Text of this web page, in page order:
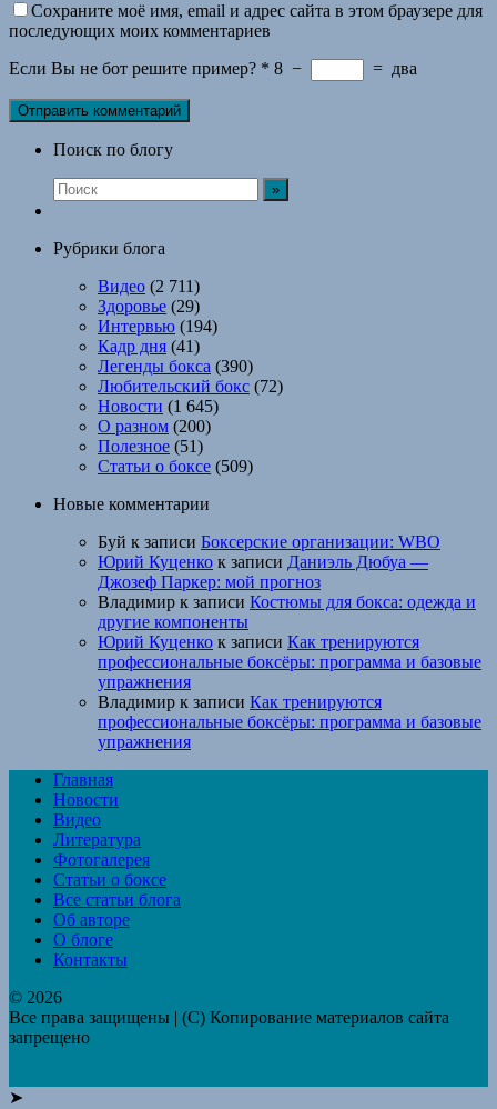
Сохраните моё имя, email и адрес сайта в этом браузере для
последующих моих комментариев
Если Вы не бот решите пример? * 8 − = два
Поиск по блогу
Рубрики блога
Видео (2 711)
Здоровье (29)
Интервью (194)
Кадр дня (41)
Легенды бокса (390)
Любительский бокс (72)
Новости (1 645)
О разном (200)
Полезное (51)
Статьи о боксе (509)
Новые комментарии
Буй к записи Боксерские организации: WBO
Юрий Куценко к записи Даниэль Дюбуа —
Джозеф Паркер: мой прогноз
Владимир к записи Костюмы для бокса: одежда и
другие компоненты
Юрий Куценко к записи Как тренируются
профессиональные боксёры: программа и базовые
упражнения
Владимир к записи Как тренируются
профессиональные боксёры: программа и базовые
упражнения
Главная
Новости
Видео
Литература
Фотогалерея
Статьи о боксе
Все статьи блога
Об авторе
О блоге
Контакты
© 2026
Все права защищены | (C) Копирование материалов сайта
запрещено
➤